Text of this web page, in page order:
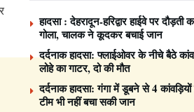
हादसा : देहरादून-हरिद्वार हाईवे पर
गोला, चालक ने कूदकर बचाई जान
दर्दनाक हादसा: फ्लाईओवर के नीचे बैठे
लोहे का गाटर, दो की मौत
दर्दनाक हादसा: गंगा में डूबने से 4
टीम भी नहीं बचा सकी जान